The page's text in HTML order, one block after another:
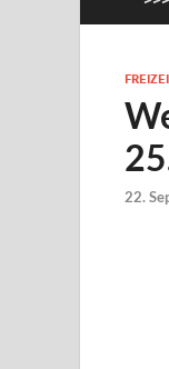
22.